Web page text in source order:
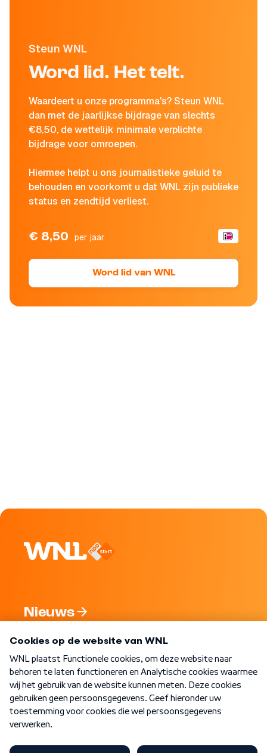
Steun WNL
Word lid. Het telt.
Waardeert u onze programma's? Steun WNL
dan met de jaarlijkse bijdrage van slechts
€8,50, de wettelijk minimale verplichte
bijdrage voor omroepen.
Hiermee helpt u ons journalistieke geluid te
behouden en voorkomt u dat WNL zijn publieke
status en zendtijd verliest.
€ 8,50 per jaar
Word lid van WNL
Nieuws
Nieuwsbrief
Word Lid